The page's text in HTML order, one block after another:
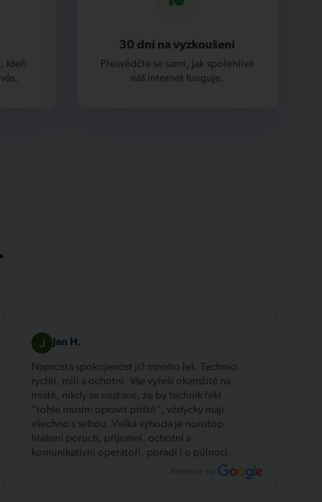
kteří
30 dní na vyzkoušení
Přesvědčte se sami, jak spolehlivě
náš internet funguje.
Jan H.
Naprostá spokojenost již mnoho let. Technici
rychlí, milí a ochotní. Vše vyřeší okamžitě na
místě, nikdy se nestane, že by technik řekl
"tohle musím opravit příště", vždycky mají
všechno s sebou. Velká výhoda je nonstop
hlášení poruch, příjemní, ochotní a
komunikativní operátoři, poradí i o půlnoci.
Recenze na: